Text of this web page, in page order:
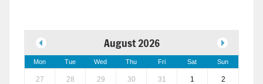
August 2026
Mon Tue Wed Thu Fri Sat Sun
27 28 29 30 31 1 2